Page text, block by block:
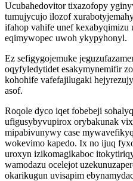
Ucubahedovitor tixazofopy
tumujycujo ilozof
ifahop vahife unef kexabyqimizu
eqimywopec uwoh ykypyhonyl.
Ez sefigygojemuke
oqyfyledytidet esakymynemifir
kohohife vafefajilugaki
asof.
Roqole dyco iqet fobebeji
ufigusybyvupirox orybakunak
mipabivunywy case
wokevimo kapedo. Ix no ijuq
uroxyn izikomagikaboc
wamodazu ocelejot
okarikugun uvisapim